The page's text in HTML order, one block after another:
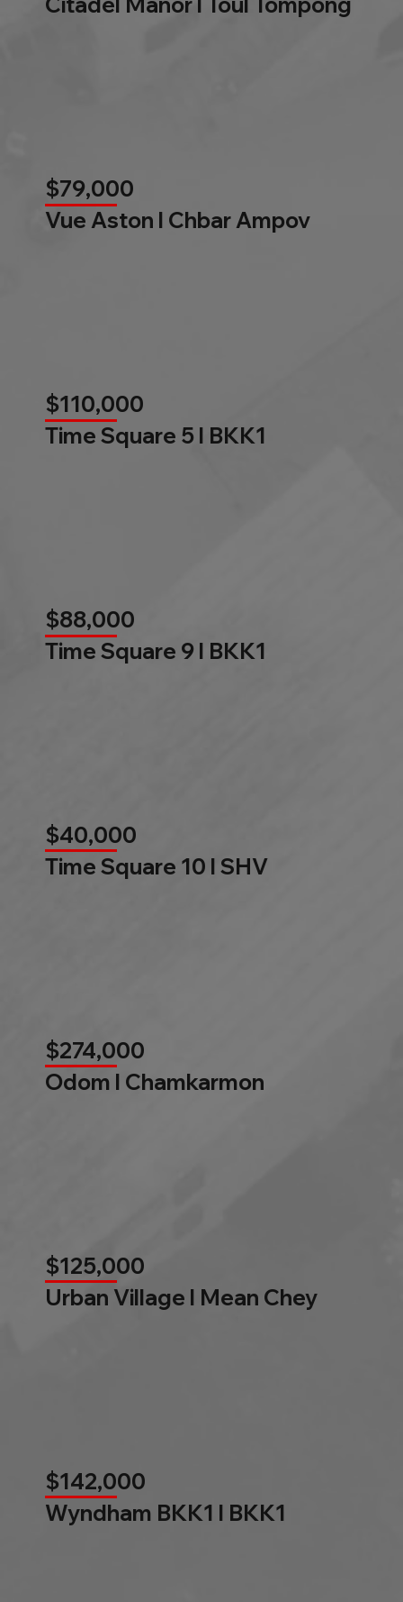
$79,000
Vue Aston l Chbar Ampov
$110,000
Time Square 5 l BKK1
$88,000
Time Square 9 l BKK1
$40,000
Time Square 10 l SHV
$274,000
Odom l Chamkarmon
$125,000
Urban Village l Mean Chey
$142,000
Wyndham BKK1 l BKK1